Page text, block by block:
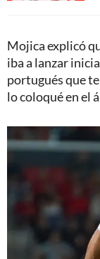
Mojica explicó
iba a lanzar
portugués que
lo coloqué en el